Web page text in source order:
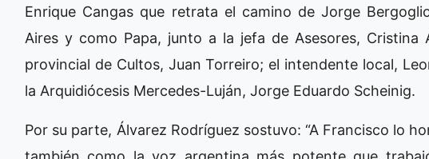
Enrique Cangas que retrata el camino de Jorge
Aires y como Papa, junto a la jefa de Asesores, Cristina
provincial de Cultos, Juan Torreiro; el intendente local,
la Arquidiócesis Mercedes-Luján, Jorge Eduardo Scheinig.
Por su parte, Álvarez Rodríguez sostuvo: “A Francisco lo